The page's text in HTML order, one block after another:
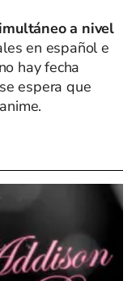
a nivel
en español e
hay fecha
espera que